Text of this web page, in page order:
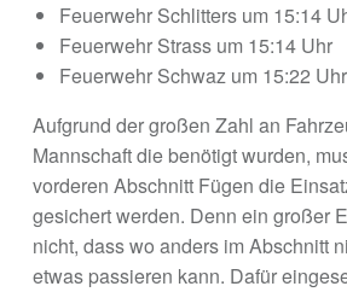
Feuerwehr Schlitters um 15:14
Feuerwehr Strass um 15:14 Uhr
Feuerwehr Schwaz um 15:22 Uhr
Aufgrund der großen Zahl an
Mannschaft die benötigt wurden,
vorderen Abschnitt Fügen die
gesichert werden. Denn ein großer
nicht, dass wo anders im Abschnitt
etwas passieren kann. Dafür